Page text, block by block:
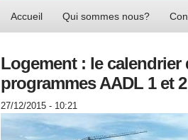
Accueil Qui sommes nous?
Logement : le
programmes AADL 1 et
27/12/2015 - 10:21